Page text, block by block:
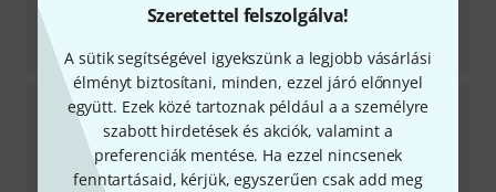
Szeretettel felszolgálva!
A sütik segítségével igyekszünk a legjobb vásárlási
élményt biztosítani, minden, ezzel járó előnnyel
együtt. Ezek közé tartoznak például a a személyre
szabott hirdetések és akciók, valamint a
preferenciák mentése. Ha ezzel nincsenek
fenntartásaid, kérjük, egyszerűen csak add meg
13
Csak hónapok múlva szállítható
42 590 Ft
Steinberger GuitarsSpirit XT-2DB Standard B-
Stock
1
Azonnal szállítható
175 700Ft